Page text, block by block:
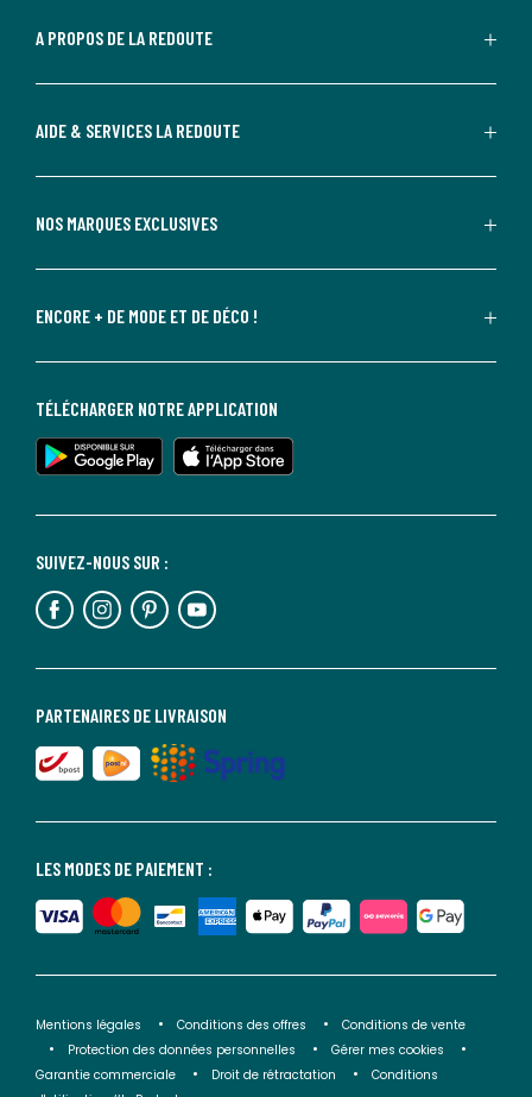
A PROPOS DE LA REDOUTE
AIDE & SERVICES LA REDOUTE
NOS MARQUES EXCLUSIVES
ENCORE + DE MODE ET DE DÉCO !
LES MODES DE PAIEMENT :
PARTENAIRES DE LIVRAISON
SUIVEZ-NOUS SUR :
TÉLÉCHARGER NOTRE APPLICATION
Mentions légales Conditions des offres
Conditions de vente
Protection des données personnelles
Gérer mes cookies
Garantie commerciale
Droit de rétractation
Conditions